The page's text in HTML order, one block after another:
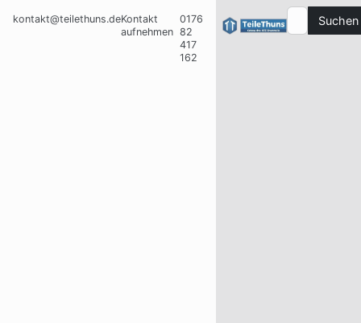
kontakt@teilethuns.deKontakt
aufnehmen
0176
82
417
162
Suchen